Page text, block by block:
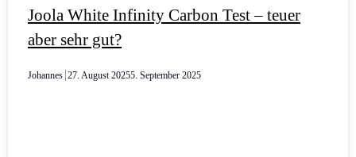
Joola White Infinity Carbon Test – teuer
aber sehr gut?
Johannes 27. August 20255. September 2025